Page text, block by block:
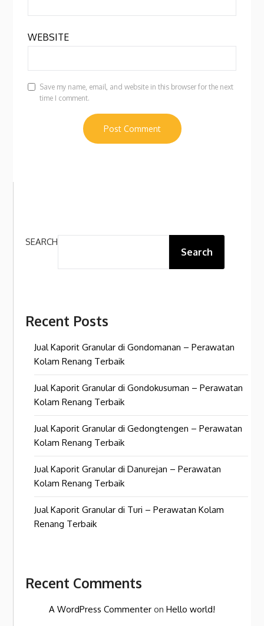
WEBSITE
Save my name, email, and website in this browser for the next
time I comment.
SEARCH
Search
Recent Posts
Jual Kaporit Granular di Gondomanan – Perawatan
Kolam Renang Terbaik
Jual Kaporit Granular di Gondokusuman – Perawatan
Kolam Renang Terbaik
Jual Kaporit Granular di Gedongtengen – Perawatan
Kolam Renang Terbaik
Jual Kaporit Granular di Danurejan – Perawatan
Kolam Renang Terbaik
Jual Kaporit Granular di Turi – Perawatan Kolam
Renang Terbaik
Recent Comments
A WordPress Commenter onHello world!